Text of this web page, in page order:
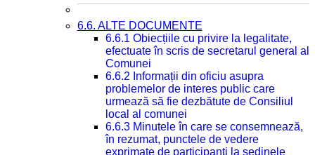
6.6. ALTE DOCUMENTE
6.6.1 Obiecțiile cu privire la legalitate,
efectuate în scris de secretarul general al
Comunei
6.6.2 Informații din oficiu asupra
problemelor de interes public care
urmează să fie dezbătute de Consiliul
local al comunei
6.6.3 Minutele în care se consemnează,
în rezumat, punctele de vedere
exprimate de participanți la ședinele